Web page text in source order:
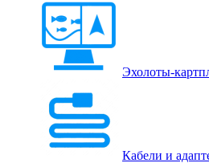
Эхолоты-
Кабели и